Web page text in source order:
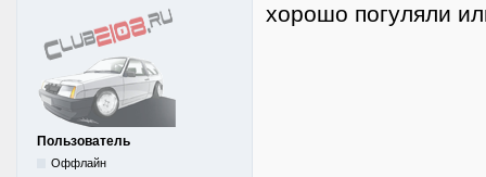
Пользователь
Оффлайн
хорошо погуляли